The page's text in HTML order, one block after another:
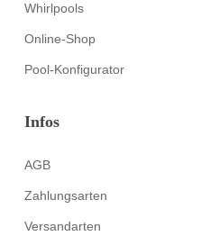
Whirlpools
Online-Shop
Pool-Konfigurator
Infos
AGB
Zahlungsarten
Versandarten